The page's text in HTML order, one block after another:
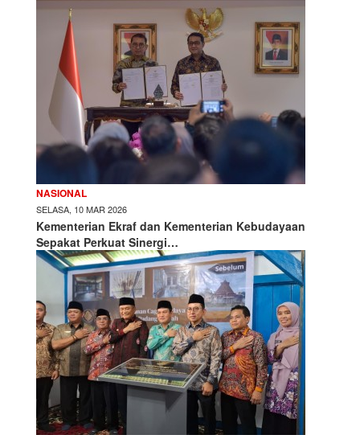
NASIONAL
SELASA, 10 MAR 2026
Kementerian Ekraf dan Kementerian Kebudayaan
Sepakat Perkuat Sinergi…